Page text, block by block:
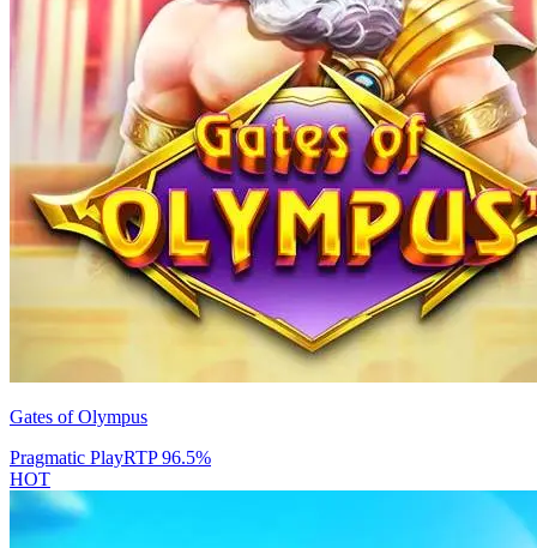
Gates of Olympus
Pragmatic PlayRTP96.5%
HOT